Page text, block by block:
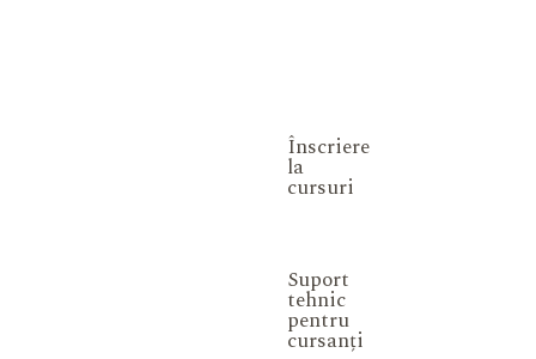
Înscriere
la
cursuri
Suport
tehnic
pentru
cursanți